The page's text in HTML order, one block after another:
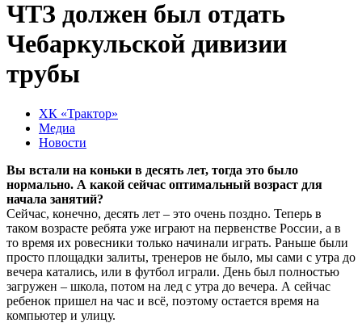
ЧТЗ должен был отдать
Чебаркульской дивизии
трубы
ХК «Трактор»
Медиа
Новости
Вы встали на коньки в десять лет, тогда это было
нормально. А какой сейчас оптимальный возраст для
начала занятий?
Сейчас, конечно, десять лет – это очень поздно. Теперь в
таком возрасте ребята уже играют на первенстве России, а в
то время их ровесники только начинали играть. Раньше были
просто площадки залиты, тренеров не было, мы сами с утра до
вечера катались, или в футбол играли. День был полностью
загружен – школа, потом на лед с утра до вечера. А сейчас
ребенок пришел на час и всё, поэтому остается время на
компьютер и улицу.